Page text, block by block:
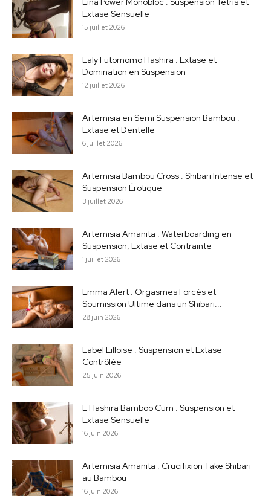
Extase Sensuelle
15 juillet 2026
Laly Futomomo Hashira : Extase et
Domination en Suspension
12 juillet 2026
Artemisia en Semi Suspension Bambou :
Extase et Dentelle
6 juillet 2026
Artemisia Bambou Cross : Shibari Intense et
Suspension Érotique
3 juillet 2026
Artemisia Amanita : Waterboarding en
Suspension, Extase et Contrainte
1 juillet 2026
Emma Alert : Orgasmes Forcés et
Soumission Ultime dans un Shibari...
28 juin 2026
Label Lilloise : Suspension et Extase
Contrôlée
25 juin 2026
L Hashira Bamboo Cum : Suspension et
Extase Sensuelle
16 juin 2026
Artemisia Amanita : Crucifixion Take Shibari
au Bambou
16 juin 2026